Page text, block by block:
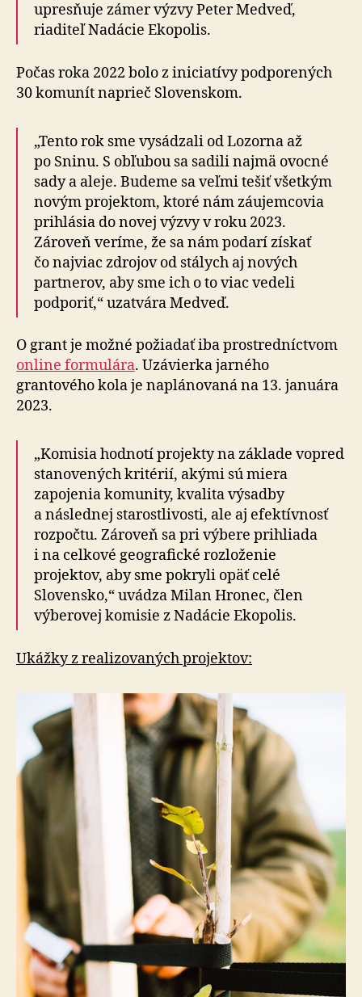
upresňuje zámer výzvy Peter Medveď,
riaditeľ Nadácie Ekopolis.
Počas roka 2022 bolo z iniciatívy podporených
30 komunít naprieč Slovenskom.
„Tento rok sme vysádzali od Lozorna až
po Sninu. S obľubou sa sadili najmä ovocné
sady a aleje. Budeme sa veľmi tešiť všetkým
novým projektom, ktoré nám záujemcovia
prihlásia do novej výzvy v roku 2023.
Zároveň veríme, že sa nám podarí získať
čo najviac zdrojov od stálych aj nových
partnerov, aby sme ich o to viac vedeli
podporiť,“ uzatvára Medveď.
O grant je možné požiadať iba prostredníctvom
online formulára. Uzávierka jarného
grantového kola je naplánovaná na 13. januára
2023.
„Komisia hodnotí projekty na základe vopred
stanovených kritérií, akými sú miera
zapojenia komunity, kvalita výsadby
a následnej starostlivosti, ale aj efektívnosť
rozpočtu. Zároveň sa pri výbere prihliada
i na celkové geografické rozloženie
projektov, aby sme pokryli opäť celé
Slovensko,“ uvádza Milan Hronec, člen
výberovej komisie z Nadácie Ekopolis.
Ukážky z realizovaných projektov: